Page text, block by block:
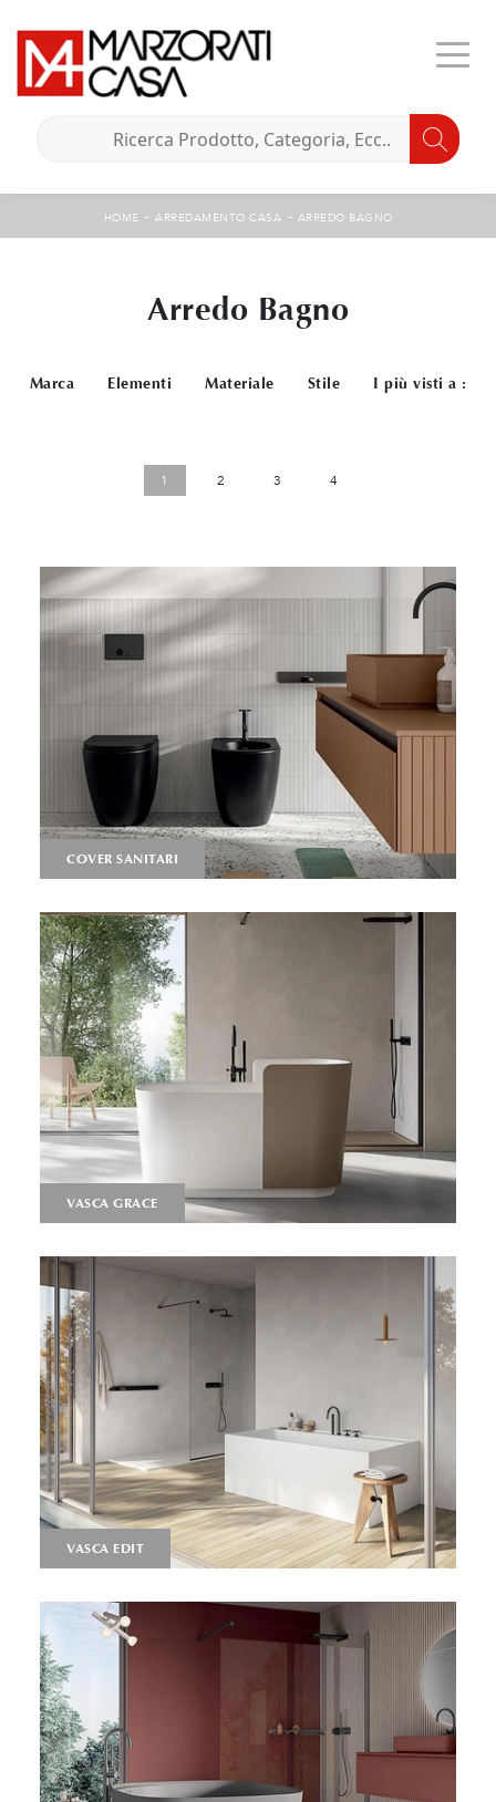
HOME - ARREDAMENTO CASA - ARREDO BAGNO
Arredo Bagno
Marca Elementi Materiale Stile I più visti a :
1 2 3 4
COVER SANITARI
VASCA GRACE
VASCA EDIT